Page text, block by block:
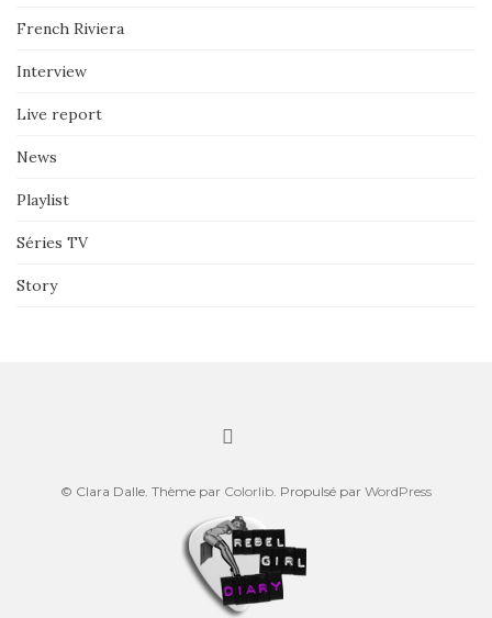
French Riviera
Interview
Live report
News
Playlist
Séries TV
Story
© Clara Dalle. Thème par Colorlib. Propulsé par WordPress